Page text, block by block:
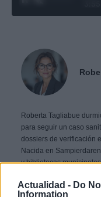
Actualidad - Do
Information
Roberta Tagliabue
para seguir un caso
dossiers de verificación
Nacida en
y bibliotecas